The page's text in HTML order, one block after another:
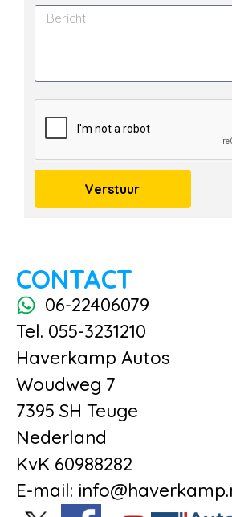
Verstuur
CONTACT
06-22406079
Tel. 055-3231210
Haverkamp Autos
Woudweg 7
7395 SH Teuge
Nederland
KvK 60988282
E-mail: